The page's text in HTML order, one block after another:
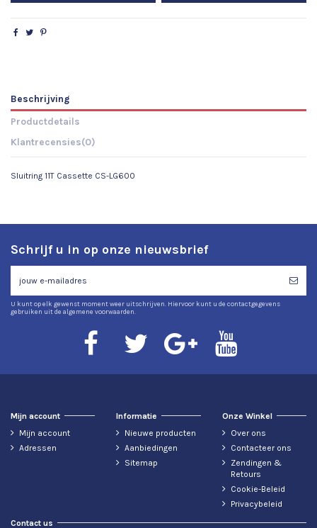
Beschrijving
Productdetails
Klantrecensies(0)
Sluitring 11T Cassette CS-LG600
Schrijf u in op onze nieuwsbrief
U kunt op elk gewenst moment weer uitschrijven. Hiervoor kunt u de contactgegevens
gebruiken uit de algemene voorwaarden.
Mijn account
Mijn account
Adressen
Informatie
Nieuwe producten
Aanbiedingen
Sitemap
Onze Winkel
Over ons
Contacteer ons
Zendingen &
Retours
Cookie-Beleid
Privacybeleid
Contact us